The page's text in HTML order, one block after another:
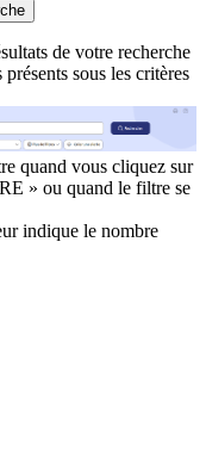
de votre recherche
sous les critères
quand vous cliquez sur
» ou quand le filtre se
indique le nombre